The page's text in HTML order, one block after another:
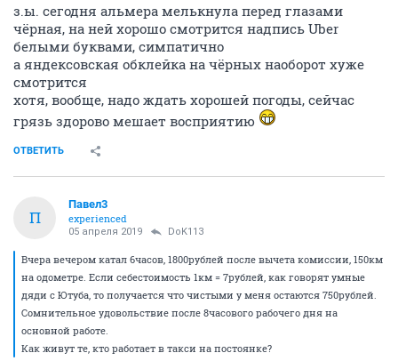
з.ы. сегодня альмера мелькнула перед глазами
чёрная, на ней хорошо смотрится надпись Uber
белыми буквами, симпатично
а яндексовская обклейка на чёрных наоборот хуже
смотрится
хотя, вообще, надо ждать хорошей погоды, сейчас
грязь здорово мешает восприятию
ОТВЕТИТЬ
П
Павел3
experienced
05 апреля 2019 DoK113
Вчера вечером катал 6часов, 1800рублей после вычета комиссии, 150км
на одометре. Если себестоимость 1км = 7рублей, как говорят умные
дяди с Ютуба, то получается что чистыми у меня остаются 750рублей.
Сомнительное удовольствие после 8часового рабочего дня на
основной работе.
Как живут те, кто работает в такси на постоянке?